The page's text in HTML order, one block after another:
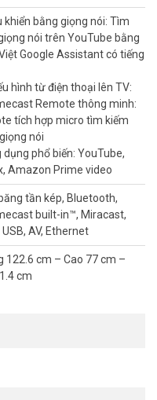
nét gấp 4 lần màn hình Full
động đem đến cho người
quả, giải quyết các tác vụ
âm thanh, cho bạn có
tái hiện hình ảnh có màu
sáng, màu sắc, độ tương
khung hình chuẩn điện ảnh,
khiển bằng giọng nói: Tìm
nói trên YouTube bằng
Google Assistant có tiếng
hình từ điện thoại lên TV:
Remote thông minh:
tích hợp micro tìm kiếm
nói
dụng phổ biến: YouTube,
Amazon Prime video
tần kép, Bluetooth,
built-in™, Miracast,
USB, AV, Ethernet
122.6 cm – Cao 77 cm –
cm